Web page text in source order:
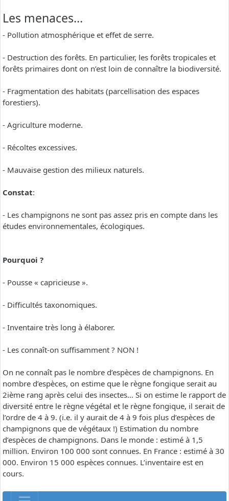
Les menaces…
- Pollution atmosphérique et effet de serre.
- Destruction des forêts. En particulier, les forêts tropicales et
forêts primaires dont on n’est loin de connaître la biodiversité.
- Fragmentation des habitats (parcellisation des espaces
forestiers).
- Agriculture moderne.
- Récoltes excessives.
- Mauvaise gestion des milieux naturels.
Constat:
- Les champignons ne sont pas assez pris en compte dans les
études environnementales, écologiques.
Pourquoi ?
- Pousse « capricieuse ».
- Difficultés taxonomiques.
- Inventaire très long à élaborer.
- Les connaît-on suffisamment ? NON !
On ne connaît pas le nombre d’espèces de champignons. En
nombre d’espèces, on estime que le règne fongique serait au
2ième rang après celui des insectes… Si on estime le rapport de
diversité entre le règne végétal et le règne fongique, il serait de
l’ordre de 4 à 9. (i.e. il y aurait de 4 à 9 fois plus d’espèces de
champignons que de végétaux !) Estimation du nombre
d’espèces de champignons. Dans le monde : estimé à 1,5
million. Environ 100 000 sont connues. En France : estimé à 30
000. Environ 15 000 espèces connues. L’inventaire est en
cours.